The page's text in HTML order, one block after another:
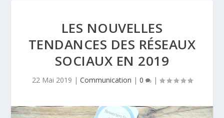
LES NOUVELLES
TENDANCES DES RÉSEAUX
SOCIAUX EN 2019
22 Mai 2019 | Communication | 0 |